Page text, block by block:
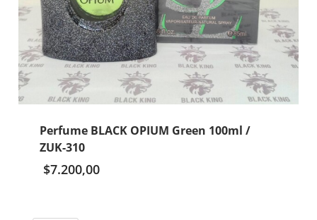
Perfume BLACK OPIUM Green 100ml /
ZUK-310
$7.200,00